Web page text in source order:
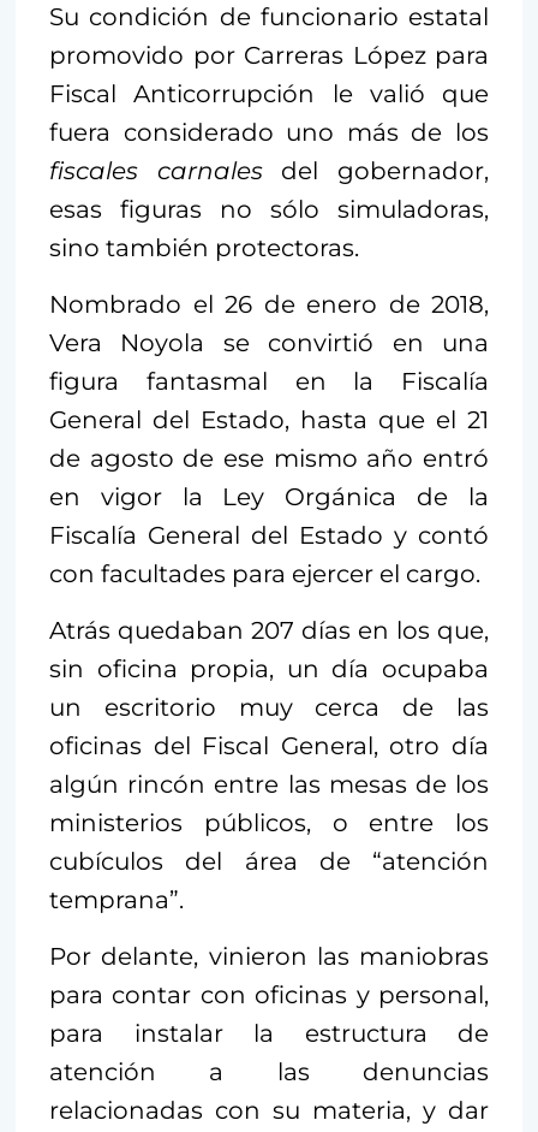
Su condición de funcionario estatal
promovido por Carreras López para
Fiscal Anticorrupción le valió que
fuera considerado uno más de los
fiscales carnalesdel gobernador,
esas figuras no sólo simuladoras,
sino también protectoras.
Nombrado el 26 de enero de 2018,
Vera Noyola se convirtió en una
figura fantasmal en la Fiscalía
General del Estado, hasta que el 21
de agosto de ese mismo año entró
en vigor la Ley Orgánica de la
Fiscalía General del Estado y contó
con facultades para ejercer el cargo.
Atrás quedaban 207 días en los que,
sin oficina propia, un día ocupaba
un escritorio muy cerca de las
oficinas del Fiscal General, otro día
algún rincón entre las mesas de los
ministerios públicos, o entre los
cubículos del área de “atención
temprana”.
Por delante, vinieron las maniobras
para contar con oficinas y personal,
para instalar la estructura de
atención a las denuncias
relacionadas con su materia, y dar